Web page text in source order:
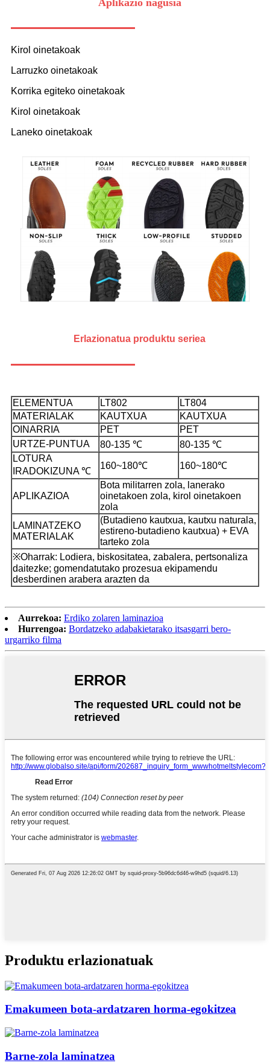
Kirol oinetakoak
Larruzko oinetakoak
Korrika egiteko oinetakoak
Kirol oinetakoak
Laneko oinetakoak
Erlazionatua produktu seriea
ELEMENTUA LT802
LT804
MATERIALAK
KAUTXUA
KAUTXUA
OINARRIA
PET
PET
URTZE-PUNTUA
80-135 ℃
80-135 ℃
LOTURA
IRADOKIZUNA ℃
160~180℃ 160~180℃
APLIKAZIOA
Bota militarren zola, lanerako
oinetakoen zola, kirol oinetakoen
zola
LAMINATZEKO
MATERIALAK
(Butadieno kautxua, kautxu naturala,
estireno-butadieno kautxua) + EVA
tarteko zola
※Oharrak: Lodiera, biskositatea, zabalera, pertsonaliza
daitezke; gomendatutako prozesua ekipamendu
desberdinen arabera arazten da
Aurrekoa: Erdiko zolaren laminazioa
Hurrengoa: Bordatzeko adabakietarako itsasgarri bero-
urgarriko filma
Produktu erlazionatuak
Emakumeen bota-ardatzaren horma-egokitzea
Barne-zola laminatzea